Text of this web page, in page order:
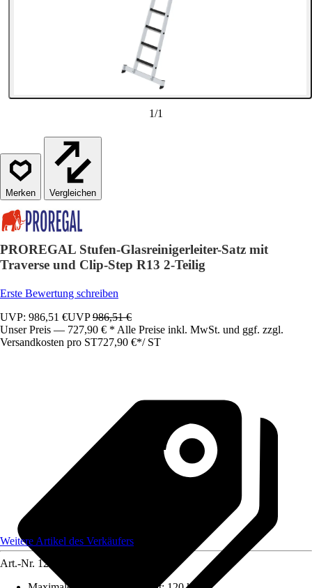
1/1
Vergleichen
PROREGAL Stufen-Glasreinigerleiter-Satz mit
Traverse und Clip-Step R13 2-Teilig
Erste Bewertung schreiben
UVP: 986,51 €UVP986,51 €
Unser Preis — 727,90 € * Alle Preise inkl. MwSt. und ggf. zzgl.
Versandkosten pro ST727,90 €*/ ST
Weitere Artikel des Verkäufers
Art.-Nr. 12220792